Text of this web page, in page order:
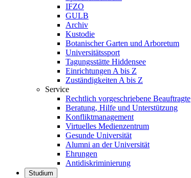
IFZO
GULB
Archiv
Kustodie
Botanischer Garten und Arboretum
Universitätssport
Tagungsstätte Hiddensee
Einrichtungen A bis Z
Zuständigkeiten A bis Z
Service
Rechtlich vorgeschriebene Beauftragte
Beratung, Hilfe und Unterstützung
Konfliktmanagement
Virtuelles Medienzentrum
Gesunde Universität
Alumni an der Universität
Ehrungen
Antidiskriminierung
Studium